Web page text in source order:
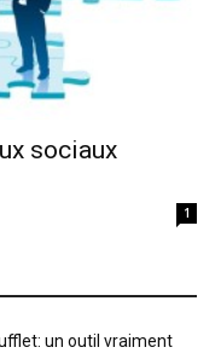
sociaux
1
un outil vraiment